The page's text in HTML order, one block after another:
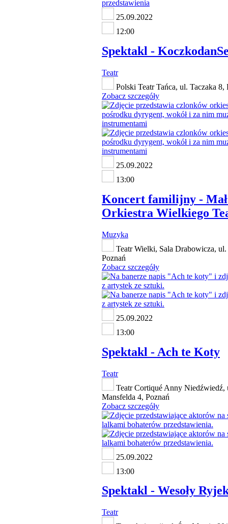
25.09.2022
12:00
Spektakl -
Teatr
Polski Teatr Tańca, ul. Taczaka 8,
Zobacz szczegóły
25.09.2022
13:00
Koncert familijny -
Orkiestra Wielkiego
Muzyka
Teatr Wielki, Sala Drabowicza,
Poznań
Zobacz szczegóły
25.09.2022
13:00
Spektakl - Ach te Koty
Teatr
Teatr Cortiqué Anny Niedźwiedź,
Mansfelda 4, Poznań
Zobacz szczegóły
25.09.2022
13:00
Spektakl - Wesoły
Teatr